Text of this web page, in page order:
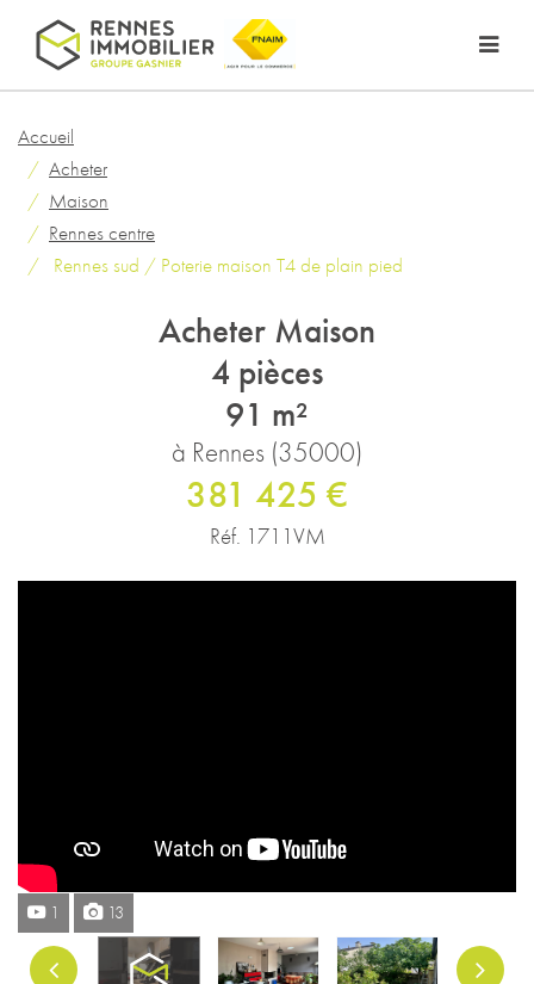
Accueil
Acheter
Maison
Rennes centre
Rennes sud / Poterie maison T4 de plain pied
Acheter Maison
4 pièces
91 m²
à Rennes (35000)
381 425 €
Réf. 1711VM
1 13